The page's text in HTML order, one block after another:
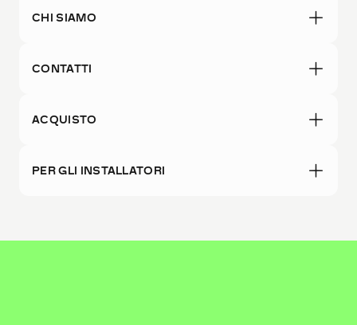
CHI SIAMO
CONTATTI
ACQUISTO
PER GLI INSTALLATORI